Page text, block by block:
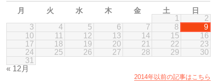
月 火 水 木 金 土
日
1
2
3
4 5 6 7 8
9
10
11 12 13 14 15
16
17
18 19 20 21 22
23
24
25 26 27 28 29
30
31
« 12月
2014年以前の記事はこちら